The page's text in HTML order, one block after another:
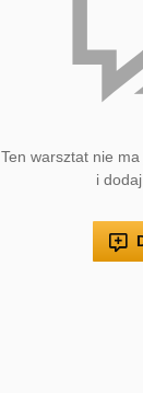
Ten warsztat nie
i